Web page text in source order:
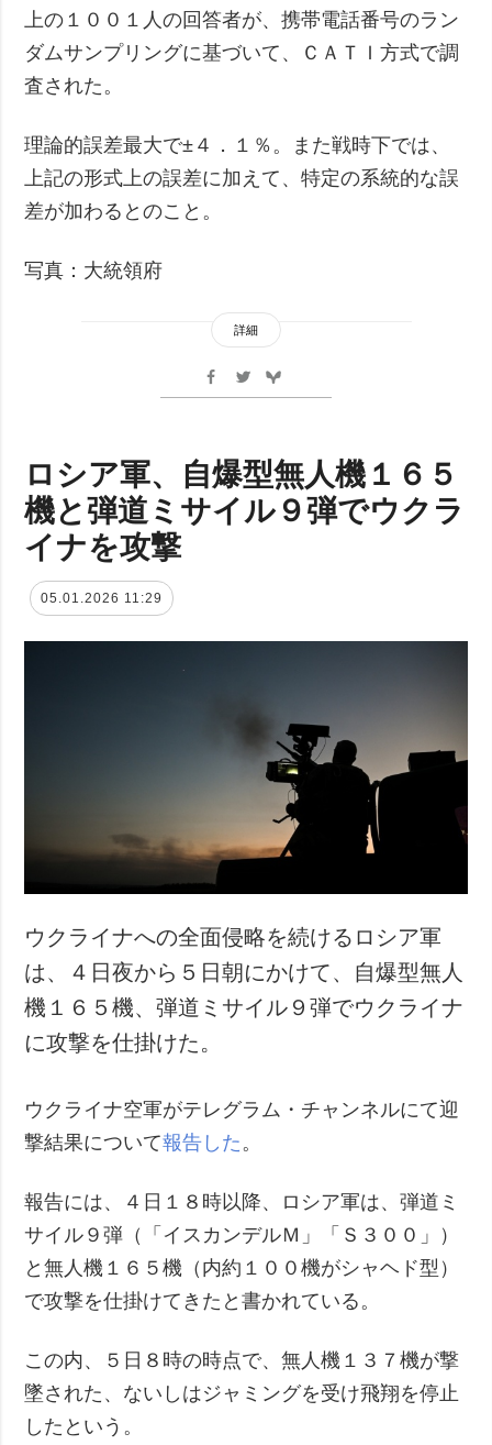
上の１００１人の回答者が、携帯電話番号のラン
ダムサンプリングに基づいて、ＣＡＴＩ方式で調
査された。
理論的誤差最大で±４．１％。また戦時下では、
上記の形式上の誤差に加えて、特定の系統的な誤
差が加わるとのこと。
写真：大統領府
詳細
ロシア軍、自爆型無人機１６５
機と弾道ミサイル９弾でウクラ
イナを攻撃
05.01.2026 11:29
ウクライナへの全面侵略を続けるロシア軍
は、４日夜から５日朝にかけて、自爆型無人
機１６５機、弾道ミサイル９弾でウクライナ
に攻撃を仕掛けた。
ウクライナ空軍がテレグラム・チャンネルにて迎
撃結果について報告した。
報告には、４日１８時以降、ロシア軍は、弾道ミ
サイル９弾（「イスカンデルＭ」「Ｓ３００」）
と無人機１６５機（内約１００機がシャヘド型）
で攻撃を仕掛けてきたと書かれている。
この内、５日８時の時点で、無人機１３７機が撃
墜された、ないしはジャミングを受け飛翔を停止
したという。